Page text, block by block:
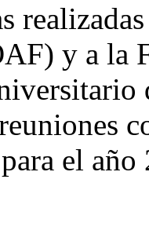
y a la
el año